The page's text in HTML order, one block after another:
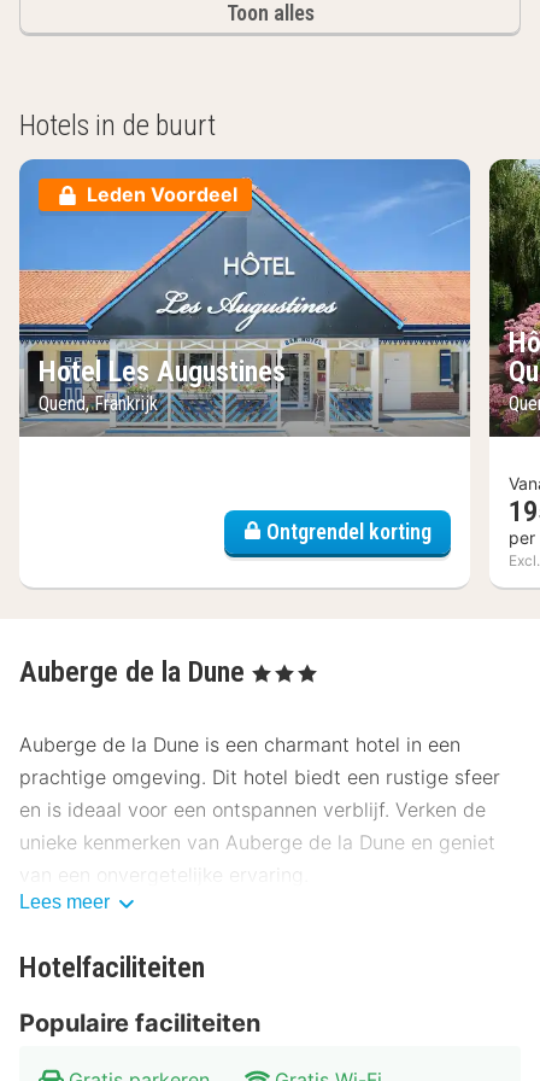
Toon alles
Hotels in de buurt
Leden Voordeel
Hotel Les Augustines
Quend, Frankrijk
Ontgrendel korting per
Auberge de la Dune , 3 Sterren
Auberge de la Dune is een charmant hotel in een
prachtige omgeving. Dit hotel biedt een rustige sfeer
en is ideaal voor een ontspannen verblijf. Verken de
unieke kenmerken van Auberge de la Dune en geniet
van een onvergetelijke ervaring.
Gelegen op een schilderachtige locatie, biedt Auberge
andere belangrijke bezienswaardigheden. Het hotel ligt
op slechts 500 meter van het centrale plein en op
Lees meer
Hotelfaciliteiten
Populaire faciliteiten